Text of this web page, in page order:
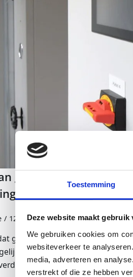
Toestemming
Deze website maakt gebruik
We gebruiken cookies om
websiteverkeer te
media, adverteren en
verstrekt of die ze hebben
gasgestookte naar
12-11-21 Geen reacties
gas gaat verdwijnen. Mogelijk
om uw
Maar hoe pakt…